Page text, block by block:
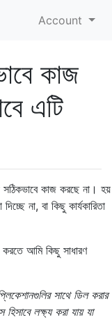
Account
কাজ
এটি
কাজ করছে না। হয়
না, বা কিছু কার্যকারিতা
করতে আমি কিছু সাধারণ
সাথে ডিল করার
লক্ষ্য করা যায় যা